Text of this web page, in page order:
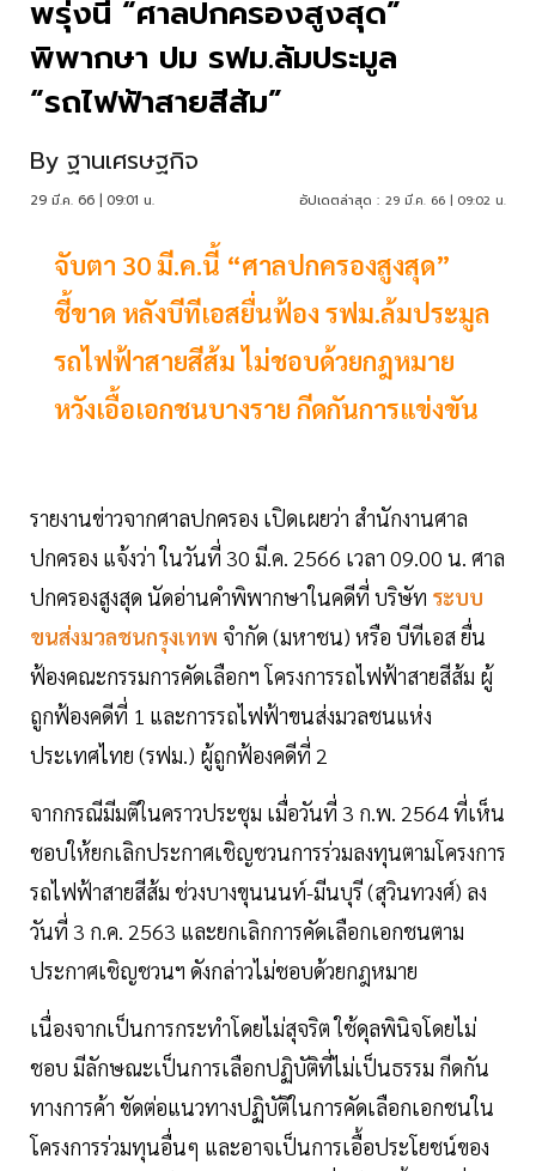
พรุ่งนี้ “ศาลปกครองสูงสุด”
พิพากษา ปม รฟม.ล้มประมูล
“รถไฟฟ้าสายสีส้ม”
By ฐานเศรษฐกิจ
29 มี.ค. 66 | 09:01 น. อัปเดตล่าสุด : 29 มี.ค. 66 | 09:02 น.
จับตา 30 มี.ค.นี้ “ศาลปกครองสูงสุด”
ชี้ขาด หลังบีทีเอสยื่นฟ้อง รฟม.ล้มประมูล
รถไฟฟ้าสายสีส้ม ไม่ชอบด้วยกฎหมาย
หวังเอื้อเอกชนบางราย กีดกันการแข่งขัน
รายงานข่าวจากศาลปกครอง เปิดเผยว่า สำนักงานศาล
ปกครอง แจ้งว่า ในวันที่ 30 มี.ค. 2566 เวลา 09.00 น. ศาล
ปกครองสูงสุด นัดอ่านคำพิพากษาในคดีที่ บริษัท ระบบ
ขนส่งมวลชนกรุงเทพ จำกัด (มหาชน) หรือ บีทีเอส ยื่น
ฟ้องคณะกรรมการคัดเลือกฯ โครงการรถไฟฟ้าสายสีส้ม ผู้
ถูกฟ้องคดีที่ 1 และการรถไฟฟ้าขนส่งมวลชนแห่ง
ประเทศไทย (รฟม.) ผู้ถูกฟ้องคดีที่ 2
จากกรณีมีมติในคราวประชุม เมื่อวันที่ 3 ก.พ. 2564 ที่เห็น
ชอบให้ยกเลิกประกาศเชิญชวนการร่วมลงทุนตามโครงการ
รถไฟฟ้าสายสีส้ม ช่วงบางขุนนนท์-มีนบุรี (สุวินทวงศ์) ลง
วันที่ 3 ก.ค. 2563 และยกเลิกการคัดเลือกเอกชนตาม
ประกาศเชิญชวนฯ ดังกล่าวไม่ชอบด้วยกฎหมาย
เนื่องจากเป็นการกระทำโดยไม่สุจริต ใช้ดุลพินิจโดยไม่
ชอบ มีลักษณะเป็นการเลือกปฏิบัติที่ไม่เป็นธรรม กีดกัน
ทางการค้า ขัดต่อแนวทางปฏิบัติในการคัดเลือกเอกชนใน
โครงการร่วมทุนอื่นๆ และอาจเป็นการเอื้อประโยชน์ของ